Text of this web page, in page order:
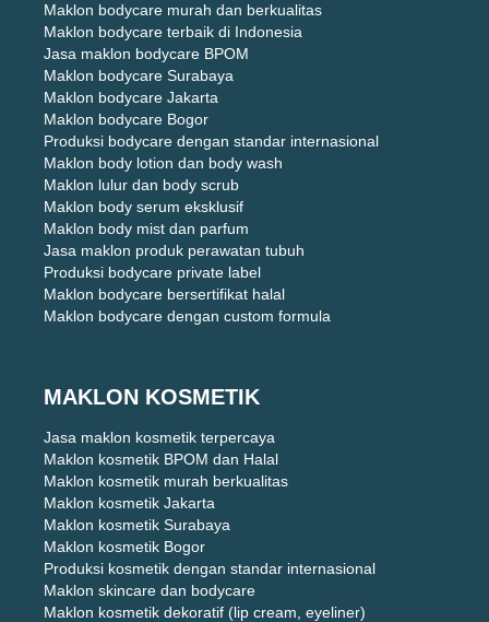
Maklon bodycare murah dan berkualitas
Maklon bodycare terbaik di Indonesia
Jasa maklon bodycare BPOM
Maklon bodycare Surabaya
Maklon bodycare Jakarta
Maklon bodycare Bogor
Produksi bodycare dengan standar internasional
Maklon body lotion dan body wash
Maklon lulur dan body scrub
Maklon body serum eksklusif
Maklon body mist dan parfum
Jasa maklon produk perawatan tubuh
Produksi bodycare private label
Maklon bodycare bersertifikat halal
Maklon bodycare dengan custom formula
MAKLON KOSMETIK
Jasa maklon kosmetik terpercaya
Maklon kosmetik BPOM dan Halal
Maklon kosmetik murah berkualitas
Maklon kosmetik Jakarta
Maklon kosmetik Surabaya
Maklon kosmetik Bogor
Produksi kosmetik dengan standar internasional
Maklon skincare dan bodycare
Maklon kosmetik dekoratif (lip cream, eyeliner)